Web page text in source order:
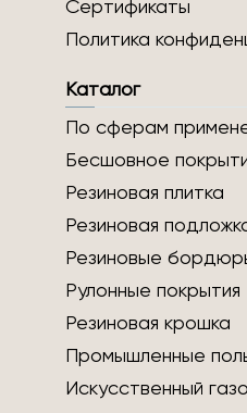
Сертификаты
Политика
Каталог
По сферам
Бесшовное
Резиновая плитка
Резиновая
Резиновые
Рулонные покрытия
Резиновая крошка
Промышленные
Искусственный